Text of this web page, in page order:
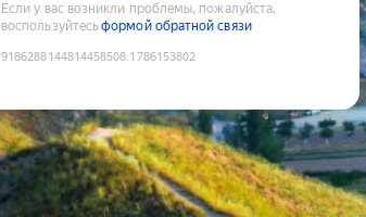
Если у вас возникли проблемы, пожалуйста,
воспользуйтесьформой обратной связи
9186288144814458508:1786153802